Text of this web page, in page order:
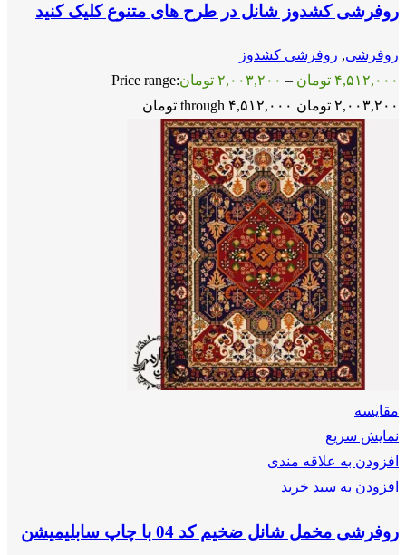
روفرشی کشدوز شانل در طرح های متنوع کلیک کنید
روفرشی, روفرشی کشدوز
۴,۵۱۲,۰۰۰ تومان – ۲,۰۰۳,۲۰۰ تومانPrice range:
۲,۰۰۳,۲۰۰ تومان through ۴,۵۱۲,۰۰۰ تومان
مقايسه
نمایش سریع
افزودن به علاقه مندی
افزودن به سبد خرید
روفرشی مخمل شانل ضخیم کد 04 با چاپ سابلیمیشن